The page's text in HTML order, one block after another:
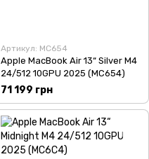
Артикул: MC654
Apple MacBook Air 13“ Silver M4
24/512 10GPU 2025 (MC654)
71 199 грн